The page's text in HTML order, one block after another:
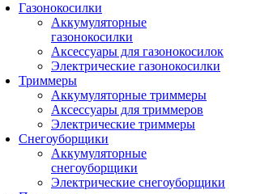
Газонокосилки
Аккумуляторные
газонокосилки
Аксессуары для газонокосилок
Электрические газонокосилки
Триммеры
Аккумуляторные триммеры
Аксессуары для триммеров
Электрические триммеры
Снегоуборщики
Аккумуляторные
снегоуборщики
Электрические снегоуборщики